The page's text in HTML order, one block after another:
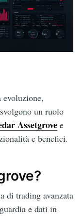
svolgono un ruolo
Assetgrove e
e benefici.
di trading avanzata
e dati in